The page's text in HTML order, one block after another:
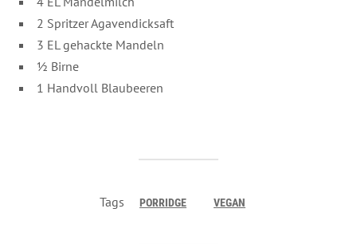
2 Spritzer Agavendicksaft
3 EL gehackte Mandeln
½ Birne
1 Handvoll Blaubeeren
Tags PORRIDGE VEGAN